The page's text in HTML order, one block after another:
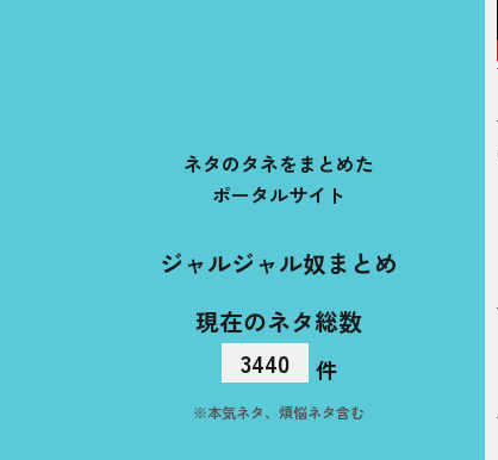
ジャルジャル奴まとめ
現在のネタ総数
3440
件
※本気ネタ、煩悩ネタ含む
ネタのタネをまとめた
ポータルサイト